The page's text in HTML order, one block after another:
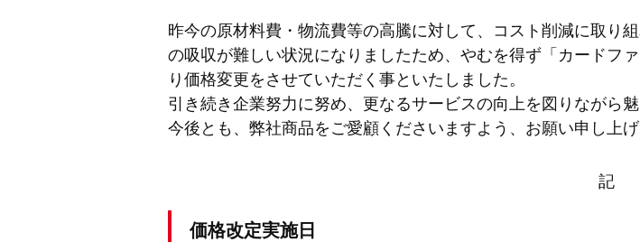
昨今の原材料費・物流費等の高騰に対して、コスト削減に取り
の吸収が難しい状況になりましたため、やむを得ず「カードフ
り価格変更をさせていただく事といたしました。
引き続き企業努力に努め、更なるサービスの向上を図りながら
今後とも、弊社商品をご愛顧くださいますよう、お願い申し上げ
記
価格改定実施日